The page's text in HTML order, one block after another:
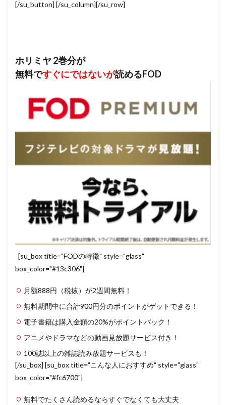
[/su_button] [/su_column][/su_row]
ホリミヤ 2巻分が
無料ですぐにではないが読めるFOD
[su_box title="FODの特徴" style="glass"
box_color="#13c306"]
月額888円（税抜）が2週間無料！
無料期間中に合計900円分のポイントがゲットできる！
電子書籍は購入金額の20%がポイントバック！
アニメやドラマなどの動画見放題サービス付き！
100誌以上の雑誌読み放題サービスも！
[/su_box] [su_box title="こんな人におすすめ" style="glass"
box_color="#fc6700"]
無料でたくさん読めるならすぐでなくても大丈夫